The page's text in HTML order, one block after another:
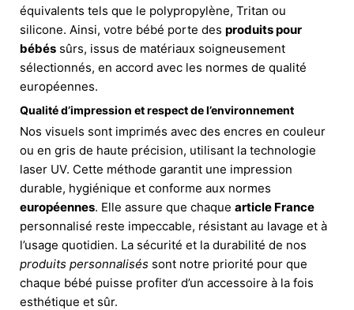
équivalents tels que le polypropylène, Tritan ou
silicone. Ainsi, votre bébé porte des produits pour
bébés sûrs, issus de matériaux soigneusement
sélectionnés, en accord avec les normes de qualité
européennes.
Qualité d’impression et respect de l’environnement
Nos visuels sont imprimés avec des encres en couleur
ou en gris de haute précision, utilisant la technologie
laser UV. Cette méthode garantit une impression
durable, hygiénique et conforme aux normes
européennes. Elle assure que chaque article France
personnalisé reste impeccable, résistant au lavage et à
l’usage quotidien. La sécurité et la durabilité de nos
produits personnalisés sont notre priorité pour que
chaque bébé puisse profiter d’un accessoire à la fois
esthétique et sûr.